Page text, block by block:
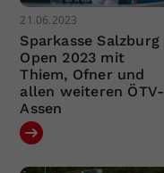
21.06.2023
Sparkasse Salzburg
Open 2023 mit
Thiem, Ofner und
allen weiteren ÖTV-
Assen